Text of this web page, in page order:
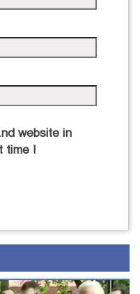
website in
time I